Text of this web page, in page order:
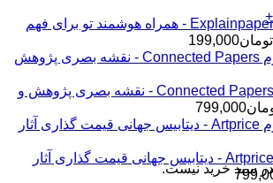
+
سبد خرید نیست.
اکانت پرمیوم Explainpaper - همراه هوشمند تو برای فهم
تومان199,000
اکانت پرمیوم Connected Papers - نقشه بصری پژوهش و
799,000
اکانت پرمیوم Artprice - دیتابیس جهانی قیمت ‌گذاری آثار